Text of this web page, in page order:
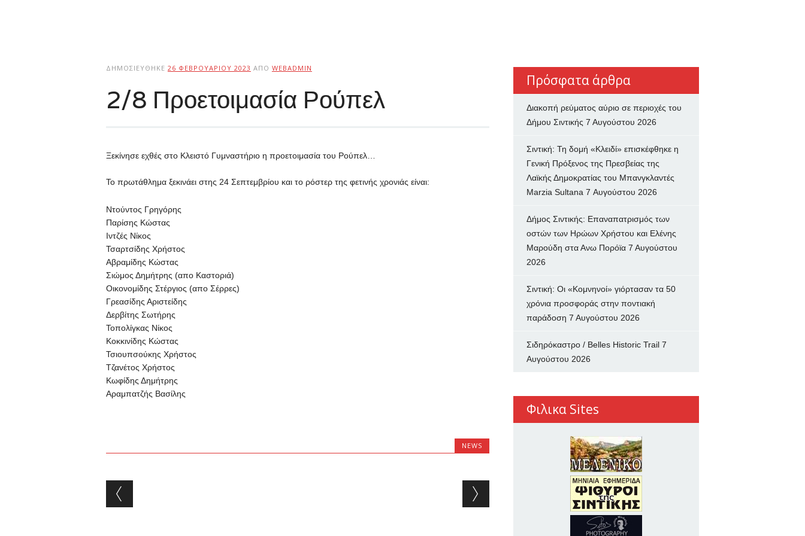
ΔΗΜΟΣΙΕΎΘΗΚΕ 26 ΦΕΒΡΟΥΑΡΊΟΥ 2023 ΑΠΌ WEBADMIN
2/8 Προετοιμασία Ρούπελ
Ξεκίνησε εχθές στο Κλειστό Γυμναστήριο η προετοιμασία του Ρούπελ…
Το πρωτάθλημα ξεκινάει στης 24 Σεπτεμβρίου και το ρόστερ της φετινής χρονιάς είναι:
Ντούντος Γρηγόρης
Παρίσης Κώστας
Ιντζές Νίκος
Τσαρτσίδης Χρήστος
Αβραμίδης Κώστας
Σιώμος Δημήτρης (απο Καστοριά)
Οικονομίδης Στέργιος (απο Σέρρες)
Γρεασίδης Αριστείδης
Δερβίτης Σωτήρης
Τοπολίγκας Νίκος
Κοκκινίδης Κώστας
Τσιουπσούκης Χρήστος
Τζανέτος Χρήστος
Κωφίδης Δημήτρης
Αραμπατζής Βασίλης
NEWS
Post navigation
Πρόσφατα άρθρα
Διακοπή ρεύματος αύριο σε περιοχές του
Δήμου Σιντικής 7 Αυγούστου 2026
Σιντική: Τη δομή «Κλειδί» επισκέφθηκε η
Γενική Πρόξενος της Πρεσβείας της
Λαϊκής Δημοκρατίας του Μπανγκλαντές
Marzia Sultana 7 Αυγούστου 2026
Δήμος Σιντικής: Επαναπατρισμός των
oστών των Ηρώων Χρήστου και Ελένης
Μαρούδη στα Ανω Πορόϊα 7 Αυγούστου
2026
Σιντική: Οι «Κομνηνοί» γιόρτασαν τα 50
χρόνια προσφοράς στην ποντιακή
παράδοση 7 Αυγούστου 2026
Σιδηρόκαστρο / Belles Historic Trail 7
Αυγούστου 2026
Φιλικα Sites